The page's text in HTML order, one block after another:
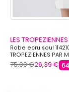
LES
Robe ecru soul
TROPEZIENNES PAR
75,00 €26,39 €